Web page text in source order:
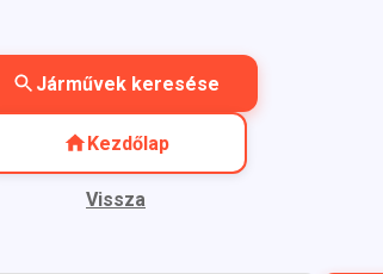
Járművek keresése
Kezdőlap
Vissza